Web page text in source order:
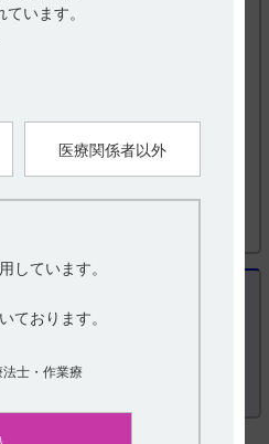
います。
医療関係者以外
しています。
ております。
士・作業療
．製剤に関する項目 10. 容器・包装